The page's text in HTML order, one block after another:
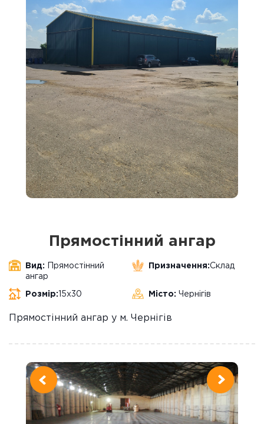
Прямостінний ангар
Вид: Прямостінний
ангар
Призначення:Склад
Розмір: 15х30 Місто: Чернігів
Прямостінний ангар у м. Чернігів